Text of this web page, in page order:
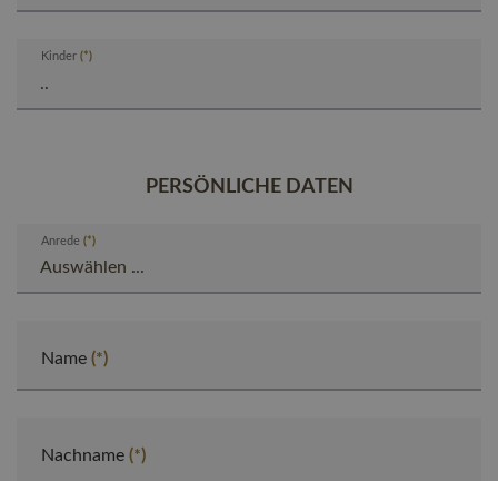
Kinder
PERSÖNLICHE DATEN
Anrede
Name
Nachname